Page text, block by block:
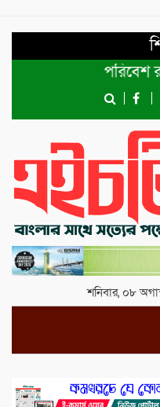
পরিবেশ
শনিবার, ০৮